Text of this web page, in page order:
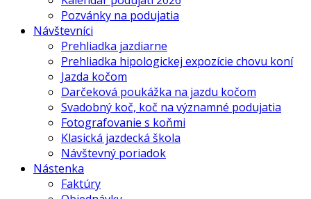
Pozvánky na podujatia
Návštevníci
Prehliadka jazdiarne
Prehliadka hipologickej expozície chovu koní
Jazda kočom
Darčeková poukážka na jazdu kočom
Svadobný koč, koč na významné podujatia
Fotografovanie s koňmi
Klasická jazdecká škola
Návštevný poriadok
Nástenka
Faktúry